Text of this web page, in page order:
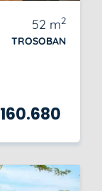
52 m2
TROSOBAN
160.680